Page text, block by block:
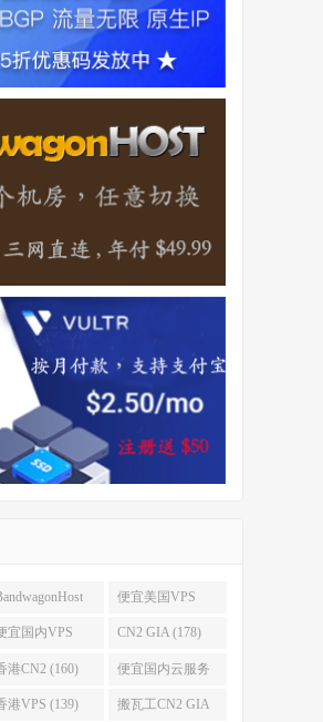
便宜美国VPS
(222)
宜国内VPS CN2 GIA (178)
港CN2 (160) 便宜国内云服务
器 (152)
港VPS (139) 搬瓦工CN2 GIA